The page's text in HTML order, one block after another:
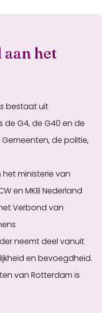
aan het
bestaat uit
G4, de G40 en de
de politie,
ministerie van
en MKB Nederland
Verbond van
neemt deel vanuit
en bevoegdheid.
van Rotterdam is